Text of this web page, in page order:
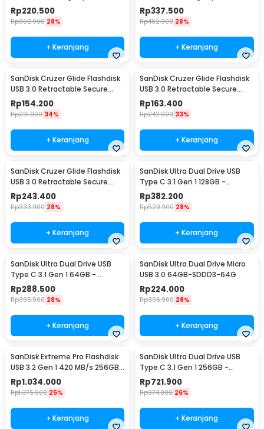
Case 64GB - SDCZ73
Rp220.500
Rp302.900 28%
+ Keranjang
Case 128GB - SDCZ73
Rp337.500
Rp462.900 28%
+ Keranjang
SanDisk Cruzer Glide Flashdisk
USB 3.0 Retractable Secure
Access 16GB - SDCZ600
Rp154.200
Rp231.900 34%
+ Keranjang
SanDisk Cruzer Glide Flashdisk
USB 3.0 Retractable Secure
Access 32GB - SDCZ600
Rp163.400
Rp242.900 33%
+ Keranjang
SanDisk Cruzer Glide Flashdisk
USB 3.0 Retractable Secure
Access 64GB - SDCZ600
Rp243.400
Rp333.900 28%
+ Keranjang
SanDisk Ultra Dual Drive USB
Type C 3.1 Gen 1 128GB -
SDDDC2
Rp382.200
Rp523.900 28%
+ Keranjang
SanDisk Ultra Dual Drive USB
Type C 3.1 Gen 1 64GB -
SDDDC2
Rp288.500
Rp395.900 28%
+ Keranjang
SanDisk Ultra Dual Drive Micro
USB 3.0 64GB-SDDD3-64G
Rp224.000
Rp306.900 28%
+ Keranjang
SanDisk Extreme Pro Flashdisk
USB 3.2 Gen 1 420 MB/s 256GB
- SDCZ880
Rp1.034.000
Rp1.375.900 25%
+ Keranjang
SanDisk Ultra Dual Drive USB
Type C 3.1 Gen 1 256GB -
SDDDC2
Rp721.900
Rp974.900 26%
+ Keranjang